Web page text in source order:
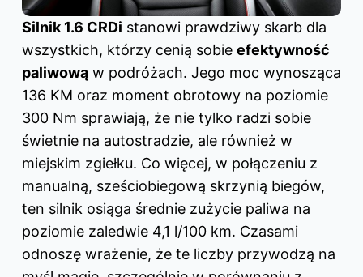
Silnik 1.6 CRDi stanowi prawdziwy skarb dla
wszystkich, którzy cenią sobie efektywność
paliwową w podróżach. Jego moc wynosząca
136 KM oraz moment obrotowy na poziomie
300 Nm sprawiają, że nie tylko radzi sobie
świetnie na autostradzie, ale również w
miejskim zgiełku. Co więcej, w połączeniu z
manualną, sześciobiegową skrzynią biegów,
ten silnik osiąga średnie zużycie paliwa na
poziomie zaledwie 4,1 l/100 km. Czasami
odnoszę wrażenie, że te liczby przywodzą na